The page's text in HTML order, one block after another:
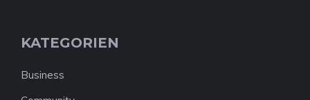
KATEGORIEN
Business